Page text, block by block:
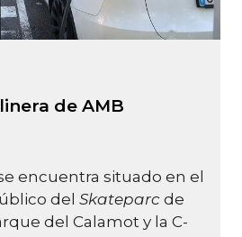
de AMB
encuentra situado en el
del Skateparc de
del Calamot y la C-